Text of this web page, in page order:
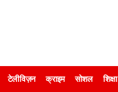
टेलीविज़न क्राइम सोशल शिक्षा